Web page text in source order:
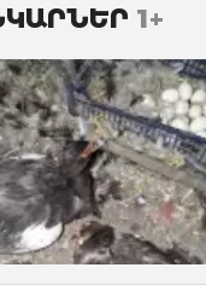
1+